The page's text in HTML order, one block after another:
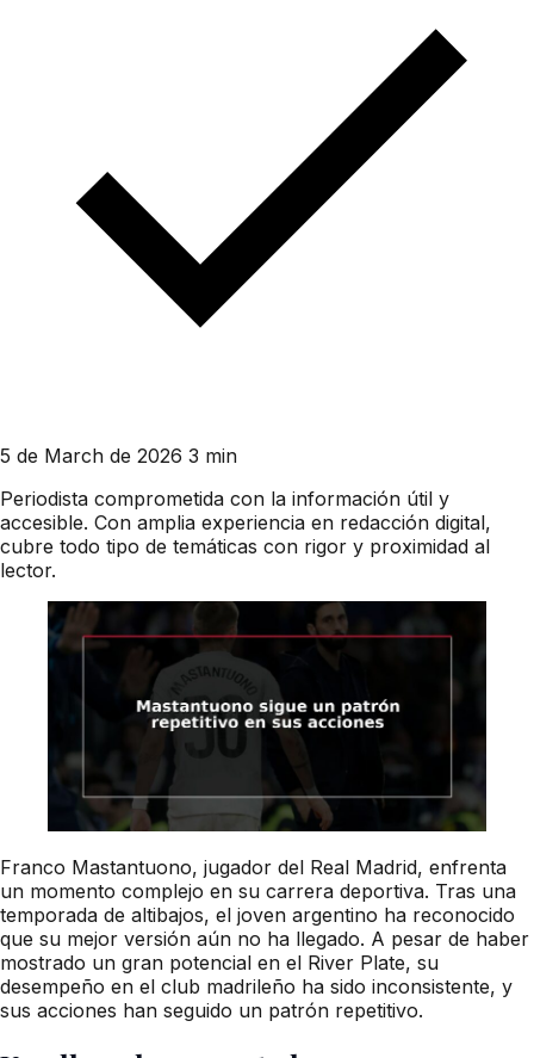
5 de March de 2026 3 min
Periodista comprometida con la información útil y
accesible. Con amplia experiencia en redacción digital,
cubre todo tipo de temáticas con rigor y proximidad al
lector.
Franco Mastantuono, jugador del Real Madrid, enfrenta
un momento complejo en su carrera deportiva. Tras una
temporada de altibajos, el joven argentino ha reconocido
que su mejor versión aún no ha llegado. A pesar de haber
mostrado un gran potencial en el River Plate, su
desempeño en el club madrileño ha sido inconsistente, y
sus acciones han seguido un patrón repetitivo.